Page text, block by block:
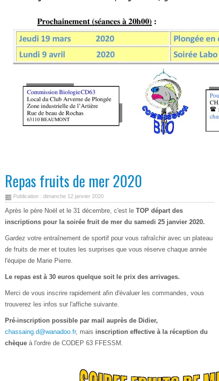
Repas fruits de mer 2020
Publication : dimanche 12 janvier 2020
Après le père Noël et le 31 décembre, c'est le TOP départ des
inscriptions pour la soirée fruit de mer du samedi 25 janvier 2020.
Gardez votre entraînement de sportif pour vous rafraîchir avec un plateau
de fruits de mer et toutes les surprises que vous réserve chaque année
l'équipe de Marie Pierre.
Le repas est à 30 euros quelque soit le prix des arrivages.
Merci de vous inscrire rapidement afin d'évaluer les commandes, vous
trouverez les infos sur l'affiche suivante.
Pré-inscription possible par mail auprès de Didier,
chassaing.d@wanadoo.fr, mais inscription effective à la réception du
chèque à l'ordre de CODEP 63 FFESSM.